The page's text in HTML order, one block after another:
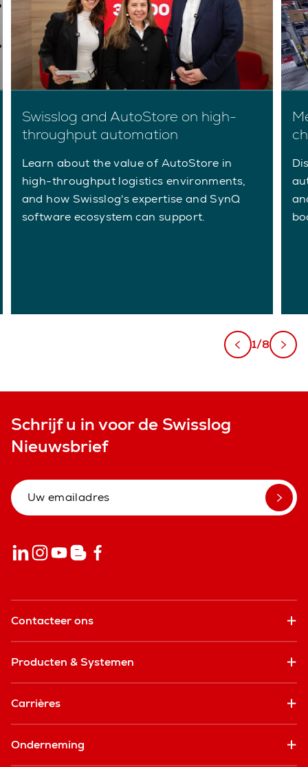
Swisslog and AutoStore on high-
throughput automation
Learn about the value of AutoStore in
high-throughput logistics environments,
and how Swisslog's expertise and SynQ
software ecosystem can support.
1/8
Schrijf u in voor de Swisslog
Nieuwsbrief
Contacteer ons
Producten & Systemen
Carrières
Onderneming